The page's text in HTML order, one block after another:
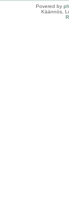
Povered by
Käännös,